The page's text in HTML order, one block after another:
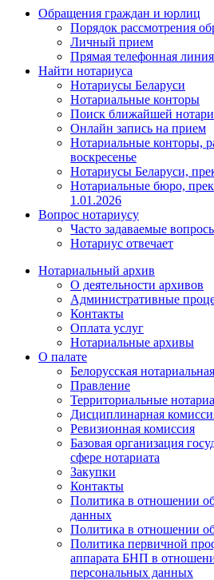
Обращения граждан и юрлиц
Порядок рассмотрения
Личный прием
Прямая телефонная линия
Найти нотариуса
Нотариусы Беларуси
Нотариальные конторы
Поиск ближайшей
Онлайн запись на прием
Нотариальные конторы,
воскресенье
Нотариусы Беларуси,
Нотариальные бюро,
1.01.2026
Вопрос нотариусу
Часто задаваемые
Нотариус отвечает
Нотариальный архив
О деятельности архивов
Административные
Контакты
Оплата услуг
Нотариальные архивы
О палате
Белорусская
Правление
Территориальные
Дисциплинарная
Ревизионная комиссия
Базовая организация
сфере нотариата
Закупки
Контакты
Политика в отношении
данных
Политика в отношении
Политика первичной
аппарата БНП в
персональных данных